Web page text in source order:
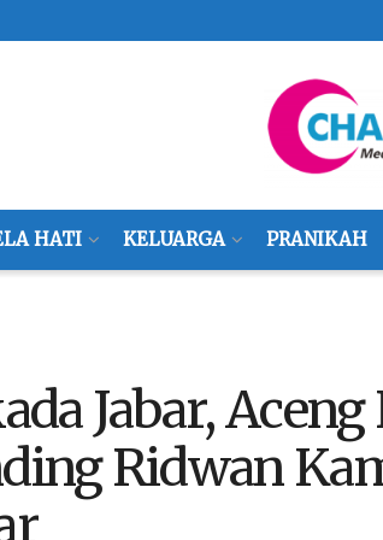
HATI KELUARGA PRANIKAH
Jabar,
Ridwan